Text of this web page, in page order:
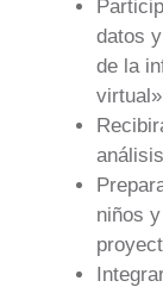
datos
de la
niños